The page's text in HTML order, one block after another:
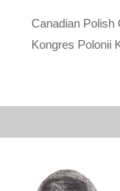
Canadian Polish
Kongres Polonii